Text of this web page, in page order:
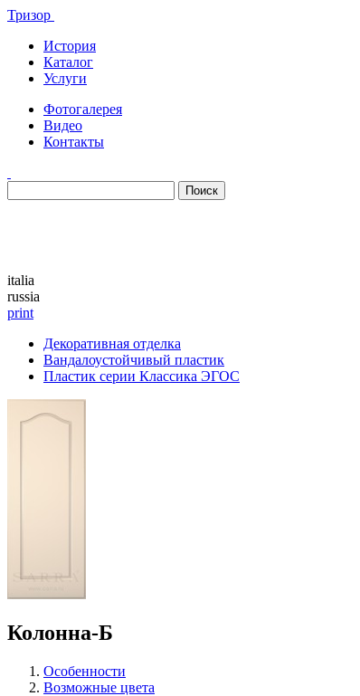
Тризор
История
Каталог
Услуги
Фотогалерея
Видео
Контакты
italia
russia
print
Декоративная отделка
Вандалоустойчивый пластик
Пластик серии Классика ЭГОС
Колонна-Б
Особенности
Возможные цвета